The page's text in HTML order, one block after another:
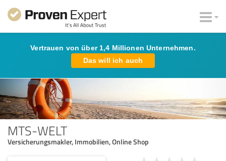
Vertrauen von über 1,4 Millionen Unternehmen.
Das will ich auch
MTS-WELT
Versicherungsmakler, Immobilien, Online Shop